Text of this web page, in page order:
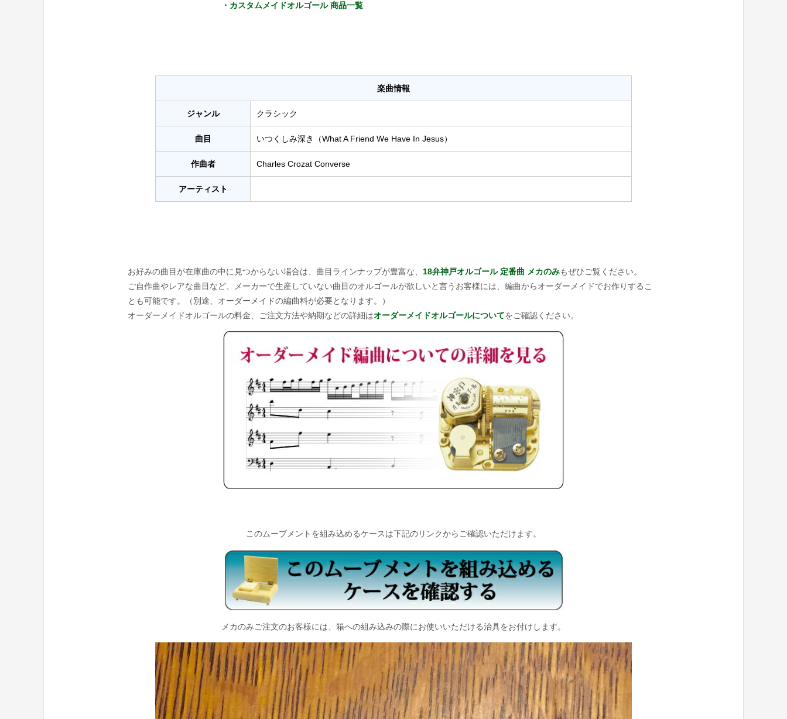
・カスタムメイドオルゴール 商品一覧
楽曲情報
ジャンル クラシック
曲目 いつくしみ深き（What A Friend We Have In Jesus）
作曲者 Charles Crozat Converse
アーティスト
お好みの曲目が在庫曲の中に見つからない場合は、曲目ラインナップが豊富な、18弁神戸オルゴール 定番曲 メカのみもぜひご覧ください。
ご自作曲やレアな曲目など、メーカーで生産していない曲目のオルゴールが欲しいと言うお客様には、編曲からオーダーメイドでお作りするこ
とも可能です。（別途、オーダーメイドの編曲料が必要となります。）
オーダーメイドオルゴールの料金、ご注文方法や納期などの詳細はオーダーメイドオルゴールについてをご確認ください。
このムーブメントを組み込めるケースは下記のリンクからご確認いただけます。
メカのみご注文のお客様には、箱への組み込みの際にお使いいただける治具をお付けします。